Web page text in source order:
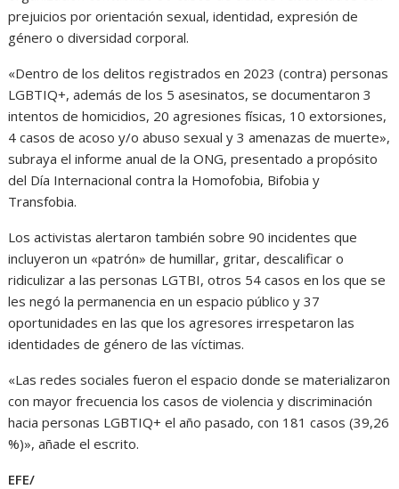
prejuicios por orientación sexual, identidad, expresión de
género o diversidad corporal.
«Dentro de los delitos registrados en 2023 (contra) personas
LGBTIQ+, además de los 5 asesinatos, se documentaron 3
intentos de homicidios, 20 agresiones físicas, 10 extorsiones,
4 casos de acoso y/o abuso sexual y 3 amenazas de muerte»,
subraya el informe anual de la ONG, presentado a propósito
del Día Internacional contra la Homofobia, Bifobia y
Transfobia.
Los activistas alertaron también sobre 90 incidentes que
incluyeron un «patrón» de humillar, gritar, descalificar o
ridiculizar a las personas LGTBI, otros 54 casos en los que se
les negó la permanencia en un espacio público y 37
oportunidades en las que los agresores irrespetaron las
identidades de género de las víctimas.
«Las redes sociales fueron el espacio donde se materializaron
con mayor frecuencia los casos de violencia y discriminación
hacia personas LGBTIQ+ el año pasado, con 181 casos (39,26
%)», añade el escrito.
EFE/